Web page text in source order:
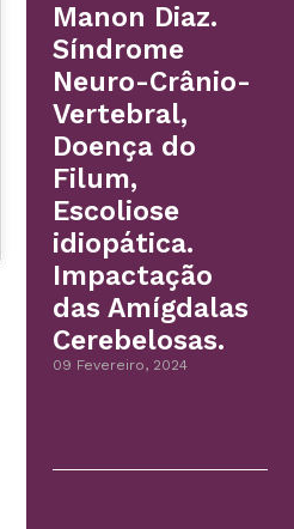
Manon Diaz.
Síndrome
Neuro-Crânio-
Vertebral,
Doença do
Filum,
Escoliose
idiopática.
Impactação
das Amígdalas
Cerebelosas.
09 Fevereiro, 2024